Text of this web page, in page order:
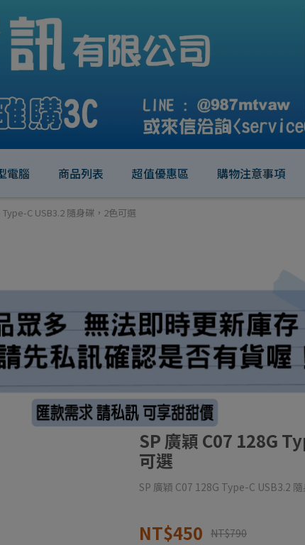
電腦 商品列表 超值優惠區 購物注意事項
Type-C USB3.2 隨身碟，2色可選
SP 廣穎 C07 128G
可選
SP 廣穎 C07 128G Type-C USB3.2
NT$450 NT$790